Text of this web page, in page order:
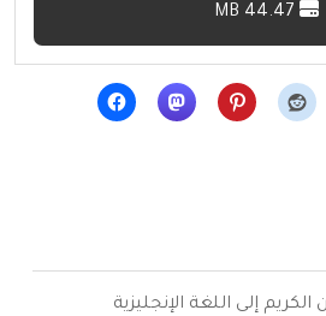
إلى اللغة الإنجليزية